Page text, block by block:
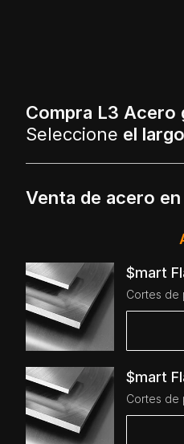
Compra L3 Acero
Seleccione el
Venta de acero
$mart
Cortes de
$mart
Cortes de